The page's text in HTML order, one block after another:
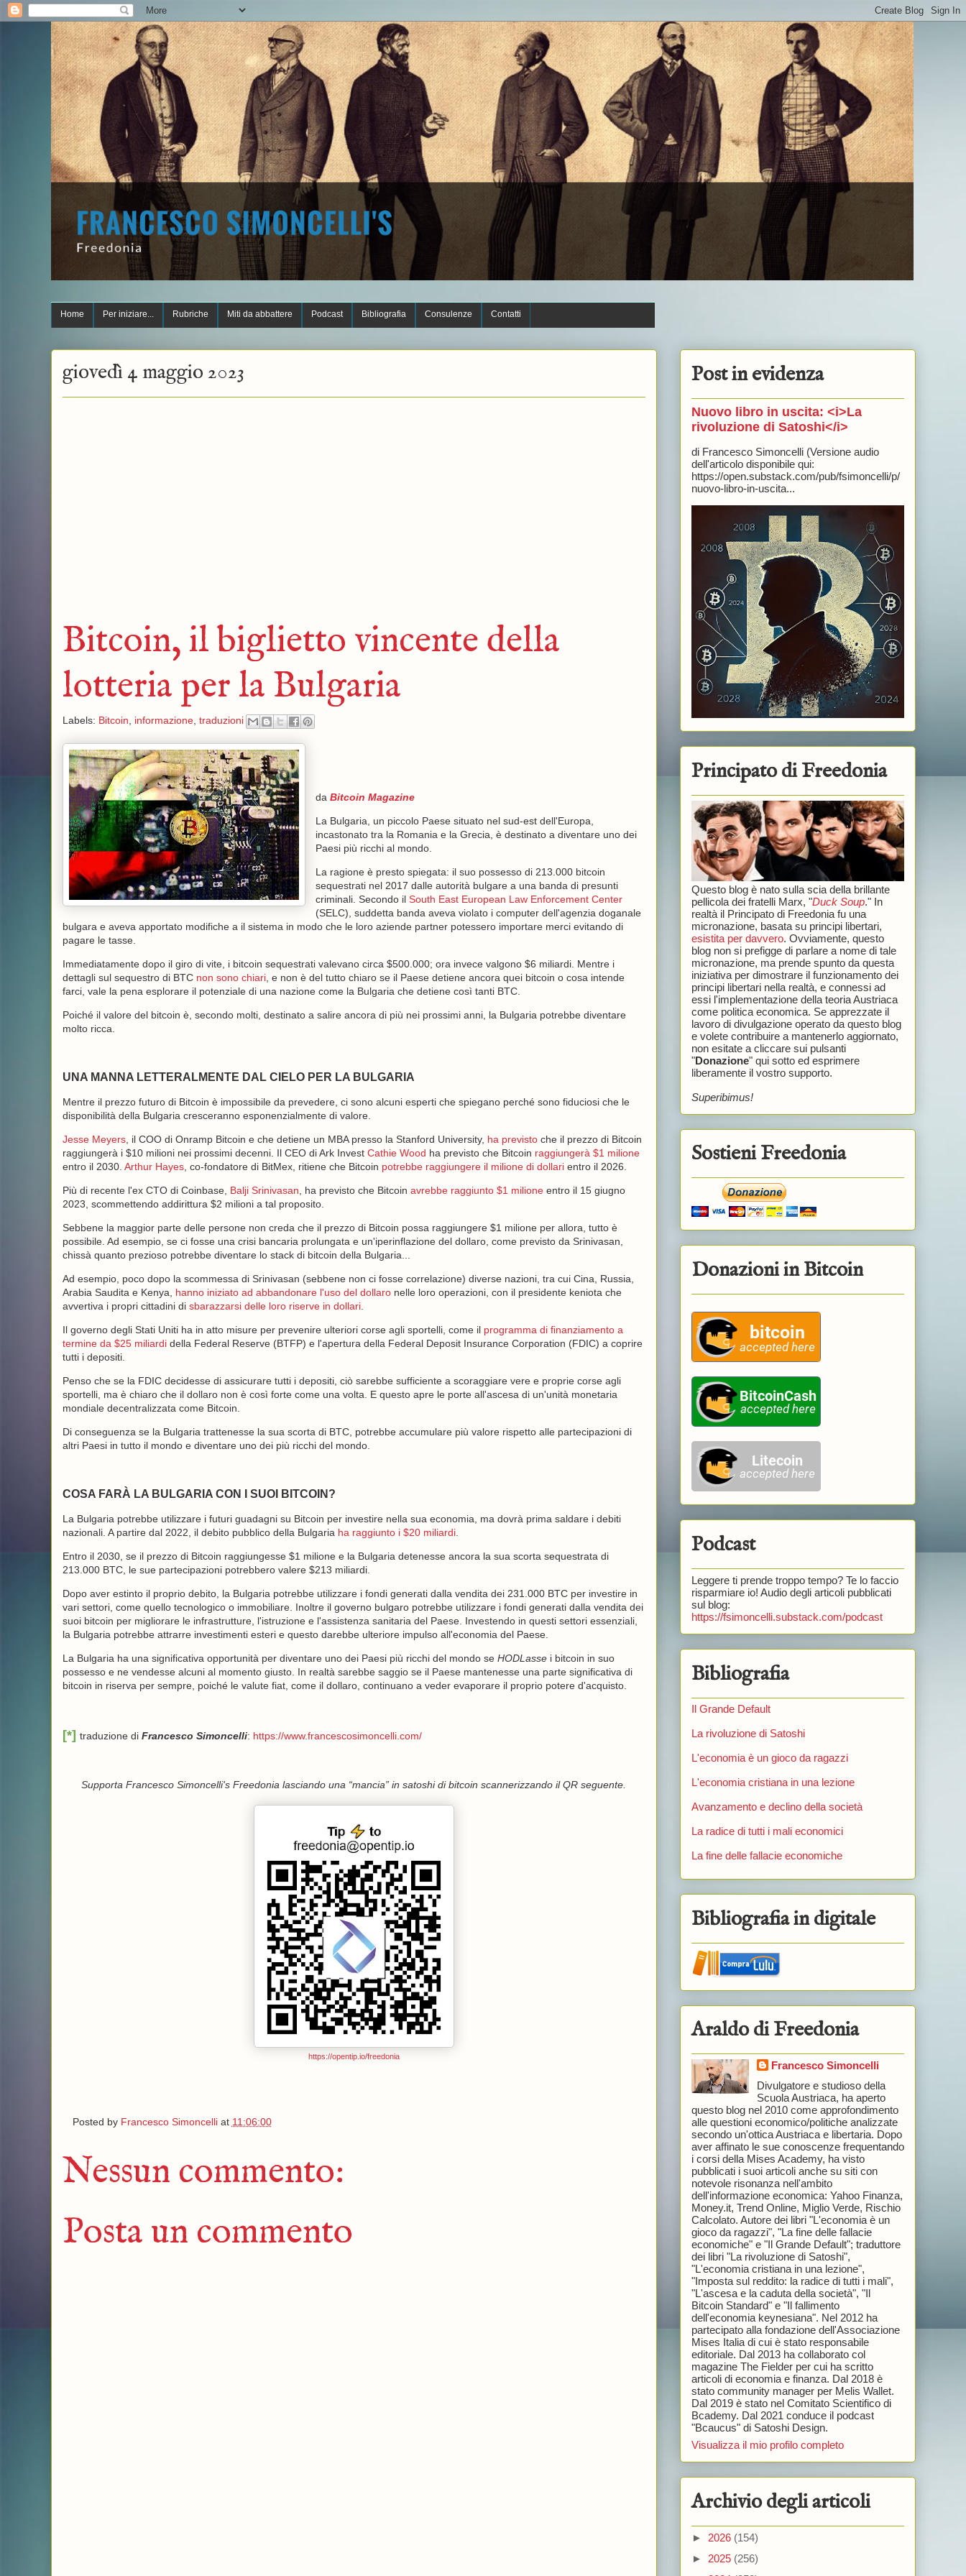
Home Per iniziare... Rubriche Miti da abbattere Podcast Bibliografia Consulenze Contatti
giovedì 4 maggio 2023
Bitcoin, il biglietto vincente della
lotteria per la Bulgaria
Labels: Bitcoin, informazione, traduzioni
da Bitcoin Magazine
La Bulgaria, un piccolo Paese situato nel sud-est dell'Europa,
incastonato tra la Romania e la Grecia, è destinato a diventare uno dei
Paesi più ricchi al mondo.
La ragione è presto spiegata: il suo possesso di 213.000 bitcoin
sequestrati nel 2017 dalle autorità bulgare a una banda di presunti
criminali. Secondo il South East European Law Enforcement Center
(SELC), suddetta banda aveva violato i computer dell'agenzia doganale
bulgara e aveva apportato modifiche a il sistema in modo che le loro aziende partner potessero importare merci evitando di
pagare le tasse.
Immediatamente dopo il giro di vite, i bitcoin sequestrati valevano circa $500.000; ora invece valgono $6 miliardi. Mentre i
dettagli sul sequestro di BTC non sono chiari, e non è del tutto chiaro se il Paese detiene ancora quei bitcoin o cosa intende
farci, vale la pena esplorare il potenziale di una nazione come la Bulgaria che detiene così tanti BTC.
Poiché il valore del bitcoin è, secondo molti, destinato a salire ancora di più nei prossimi anni, la Bulgaria potrebbe diventare
molto ricca.
UNA MANNA LETTERALMENTE DAL CIELO PER LA BULGARIA
Mentre il prezzo futuro di Bitcoin è impossibile da prevedere, ci sono alcuni esperti che spiegano perché sono fiduciosi che le
disponibilità della Bulgaria cresceranno esponenzialmente di valore.
Jesse Meyers, il COO di Onramp Bitcoin e che detiene un MBA presso la Stanford University, ha previstoche il prezzo di Bitcoin
raggiungerà i $10 milioni nei prossimi decenni. Il CEO di Ark Invest Cathie Wood ha previsto che Bitcoin raggiungerà $1 milione
entro il 2030. Arthur Hayes, co-fondatore di BitMex, ritiene che Bitcoin potrebbe raggiungere il milione di dollarientro il 2026.
Più di recente l'ex CTO di Coinbase, Balji Srinivasan , ha previsto che Bitcoin avrebbe raggiunto $1 milioneentro il 15 giugno
2023, scommettendo addirittura $2 milioni a tal proposito.
Sebbene la maggior parte delle persone non creda che il prezzo di Bitcoin possa raggiungere $1 milione per allora, tutto è
possibile. Ad esempio, se ci fosse una crisi bancaria prolungata e un'iperinflazione del dollaro, come previsto da Srinivasan,
chissà quanto prezioso potrebbe diventare lo stack di bitcoin della Bulgaria...
Ad esempio, poco dopo la scommessa di Srinivasan (sebbene non ci fosse correlazione) diverse nazioni, tra cui Cina, Russia,
Arabia Saudita e Kenya, hanno iniziato ad abbandonare l'uso del dollaronelle loro operazioni, con il presidente keniota che
avvertiva i propri cittadini di sbarazzarsi delle loro riserve in dollari.
Il governo degli Stati Uniti ha in atto misure per prevenire ulteriori corse agli sportelli, come il programma di finanziamento a
termine da $25 miliardidella Federal Reserve (BTFP) e l'apertura della Federal Deposit Insurance Corporation (FDIC) a coprire
tutti i depositi.
Penso che se la FDIC decidesse di assicurare tutti i depositi, ciò sarebbe sufficiente a scoraggiare vere e proprie corse agli
sportelli, ma è chiaro che il dollaro non è così forte come una volta. E questo apre le porte all'ascesa di un'unità monetaria
mondiale decentralizzata come Bitcoin.
Di conseguenza se la Bulgaria trattenesse la sua scorta di BTC, potrebbe accumulare più valore rispetto alle partecipazioni di
altri Paesi in tutto il mondo e diventare uno dei più ricchi del mondo.
COSA FARÀ LA BULGARIA CON I SUOI BITCOIN?
La Bulgaria potrebbe utilizzare i futuri guadagni su Bitcoin per investire nella sua economia, ma dovrà prima saldare i debiti
nazionali. A partire dal 2022, il debito pubblico della Bulgaria ha raggiunto i $20 miliardi.
Entro il 2030, se il prezzo di Bitcoin raggiungesse $1 milione e la Bulgaria detenesse ancora la sua scorta sequestrata di
213.000 BTC, le sue partecipazioni potrebbero valere $213 miliardi.
Dopo aver estinto il proprio debito, la Bulgaria potrebbe utilizzare i fondi generati dalla vendita dei 231.000 BTC per investire in
vari settori, come quello tecnologico o immobiliare. Inoltre il governo bulgaro potrebbe utilizzare i fondi generati dalla vendita dei
suoi bitcoin per migliorare le infrastrutture, l'istruzione e l'assistenza sanitaria del Paese. Investendo in questi settori essenziali,
la Bulgaria potrebbe attrarre investimenti esteri e questo darebbe ulteriore impulso all'economia del Paese.
La Bulgaria ha una significativa opportunità per diventare uno dei Paesi più ricchi del mondo se HODLassei bitcoin in suo
possesso e ne vendesse alcuni al momento giusto. In realtà sarebbe saggio se il Paese mantenesse una parte significativa di
bitcoin in riserva per sempre, poiché le valute fiat, come il dollaro, continuano a veder evaporare il proprio potere d'acquisto.
[*] traduzione di Francesco Simoncelli: https://www.francescosimoncelli.com/
Supporta Francesco Simoncelli's Freedonia lasciando una “mancia” in satoshi di bitcoin scannerizzando il QR seguente.
https://opentip.io/freedonia
Posted by Francesco Simoncelli at 11:06:00
Nessun commento:
Posta un commento
Post in evidenza
Nuovo libro in uscita: <i>La
rivoluzione di Satoshi</i>
di Francesco Simoncelli (Versione audio
dell'articolo disponibile qui:
https://open.substack.com/pub/fsimoncelli/p/
nuovo-libro-in-uscita...
Principato di Freedonia
Questo blog è nato sulla scia della brillante
pellicola dei fratelli Marx, "Duck Soup." In
realtà il Principato di Freedonia fu una
micronazione, basata su principi libertari,
esistita per davvero. Ovviamente, questo
blog non si prefigge di parlare a nome di tale
micronazione, ma prende spunto da questa
iniziativa per dimostrare il funzionamento dei
principi libertari nella realtà, e connessi ad
essi l'implementazione della teoria Austriaca
come politica economica. Se apprezzate il
lavoro di divulgazione operato da questo blog
e volete contribuire a mantenerlo aggiornato,
non esitate a cliccare sui pulsanti
"Donazione" qui sotto ed esprimere
liberamente il vostro supporto.
Superibimus!
Sostieni Freedonia
Donazioni in Bitcoin
Podcast
Leggere ti prende troppo tempo? Te lo faccio
risparmiare io! Audio degli articoli pubblicati
sul blog:
https://fsimoncelli.substack.com/podcast
Bibliografia
Il Grande Default
La rivoluzione di Satoshi
L'economia è un gioco da ragazzi
L'economia cristiana in una lezione
Avanzamento e declino della società
La radice di tutti i mali economici
La fine delle fallacie economiche
Bibliografia in digitale
Araldo di Freedonia
Francesco Simoncelli
Divulgatore e studioso della
Scuola Austriaca, ha aperto
questo blog nel 2010 come approfondimento
alle questioni economico/politiche analizzate
secondo un'ottica Austriaca e libertaria. Dopo
aver affinato le sue conoscenze frequentando
i corsi della Mises Academy, ha visto
pubblicati i suoi articoli anche su siti con
notevole risonanza nell'ambito
dell'informazione economica: Yahoo Finanza,
Money.it, Trend Online, Miglio Verde, Rischio
Calcolato. Autore dei libri "L'economia è un
gioco da ragazzi", "La fine delle fallacie
economiche" e "Il Grande Default"; traduttore
dei libri "La rivoluzione di Satoshi",
"L'economia cristiana in una lezione",
"Imposta sul reddito: la radice di tutti i mali",
"L'ascesa e la caduta della società", "Il
Bitcoin Standard" e "Il fallimento
dell'economia keynesiana". Nel 2012 ha
partecipato alla fondazione dell'Associazione
Mises Italia di cui è stato responsabile
editoriale. Dal 2013 ha collaborato col
magazine The Fielder per cui ha scritto
articoli di economia e finanza. Dal 2018 è
stato community manager per Melis Wallet.
Dal 2019 è stato nel Comitato Scientifico di
Bcademy. Dal 2021 conduce il podcast
"Bcaucus" di Satoshi Design.
Visualizza il mio profilo completo
Archivio degli articoli
► 2026 (154)
► 2025 (256)